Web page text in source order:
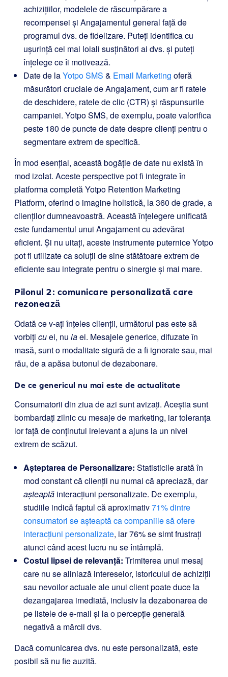
achizițiilor, modelele de răscumpărare a
recompensei și Angajamentul general față de
programul dvs. de fidelizare. Puteți identifica cu
ușurință cei mai loiali susținători ai dvs. și puteți
înțelege ce îi motivează.
Date de laYotpo SMS & Email Marketing oferă
măsurători cruciale de Angajament, cum ar fi ratele
de deschidere, ratele de clic (CTR) și răspunsurile
campaniei. Yotpo SMS, de exemplu, poate valorifica
peste 180 de puncte de date despre clienți pentru o
segmentare extrem de specifică.
În mod esențial, această bogăție de date nu există în
mod izolat. Aceste perspective pot fi integrate în
platforma completă Yotpo Retention Marketing
Platform, oferind o imagine holistică, la 360 de grade, a
clienților dumneavoastră. Această înțelegere unificată
este fundamentul unui Angajament cu adevărat
eficient. Și nu uitați, aceste instrumente puternice Yotpo
pot fi utilizate ca soluții de sine stătătoare extrem de
eficiente sau integrate pentru o sinergie și mai mare.
Pilonul 2: comunicare personalizată care
rezonează
Odată ce v-ați înțeles clienții, următorul pas este să
vorbiți cuei, nu laei. Mesajele generice, difuzate în
masă, sunt o modalitate sigură de a fi ignorate sau, mai
rău, de a apăsa butonul de dezabonare.
De ce genericul nu mai este de actualitate
Consumatorii din ziua de azi sunt avizați. Aceștia sunt
bombardați zilnic cu mesaje de marketing, iar toleranța
lor față de conținutul irelevant a ajuns la un nivel
extrem de scăzut.
Așteptarea de Personalizare: Statisticile arată în
mod constant că clienții nu numai că apreciază, dar
așteaptă interacțiuni personalizate. De exemplu,
studiile indică faptul că aproximativ71% dintre
consumatori se așteaptă ca companiile să ofere
interacțiuni personalizate, iar 76% se simt frustrați
atunci când acest lucru nu se întâmplă.
Costul lipsei de relevanță: Trimiterea unui mesaj
care nu se aliniază intereselor, istoricului de achiziții
sau nevoilor actuale ale unui client poate duce la
dezangajarea imediată, inclusiv la dezabonarea de
pe listele de e-mail și la o percepție generală
negativă a mărcii dvs.
Dacă comunicarea dvs. nu este personalizată, este
posibil să nu fie auzită.